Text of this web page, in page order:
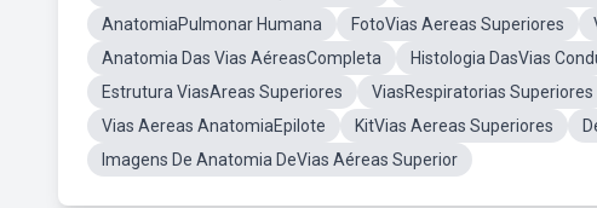
AnatomiaPulmonar Humana
FotoVias Aereas Superiores
Anatomia Das Vias AéreasCompleta
Histologia DasVias
Estrutura ViasAreas Superiores
ViasRespiratorias Superiores
Vias Aereas AnatomiaEpilote
KitVias Aereas Superiores
Imagens De Anatomia DeVias Aéreas Superior